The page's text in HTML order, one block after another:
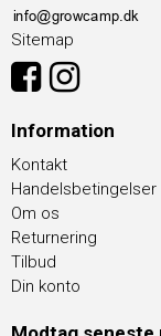
Sitemap
Information
Kontakt
Handelsbetingelser
Om os
Returnering
Tilbud
Din konto